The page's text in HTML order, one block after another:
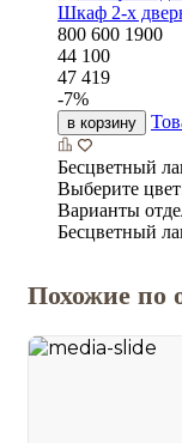
Шкаф 2-х
800 600 1900
44 100
47 419
-7%
в корзину
Бесцветный
Выберите
Варианты
Бесцветный